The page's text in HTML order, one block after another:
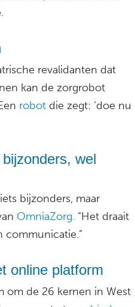
revalidanten dat
kan de zorgrobot
robot die zegt: ‘doe nu
wel
bijzonders, maar
OmniaZorg. “Het draait
communicatie.”
online platform
om de 26 kernen in West